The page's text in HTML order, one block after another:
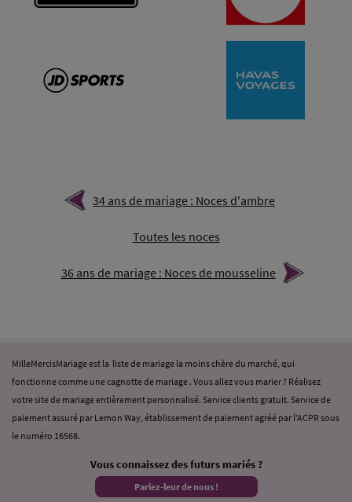
34 ans de mariage : Noces d'ambre
Toutes les noces
36 ans de mariage : Noces de mousseline
MilleMercisMariage est la liste de mariage la moins chère du marché, qui
fonctionne comme une cagnotte de mariage . Vous allez vous marier ? Réalisez
votre site de mariage entièrement personnalisé. Service clients gratuit. Service de
paiement assuré par Lemon Way, établissement de paiement agréé par l’ACPR sous
le numéro 16568.
Vous connaissez des futurs mariés ?
Parlez-leur de nous !